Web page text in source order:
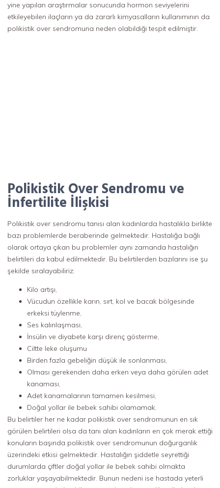
yine yapılan araştırmalar sonucunda hormon seviyelerini
etkileyebilen ilaçların ya da zararlı kimyasalların kullanımının da
polikistik over sendromuna neden olabildiği tespit edilmiştir.
Polikistik Over Sendromu ve
İnfertilite İlişkisi
Polikistik over sendromu tanısı alan kadınlarda hastalıkla birlikte
bazı problemlerde beraberinde gelmektedir. Hastalığa bağlı
olarak ortaya çıkan bu problemler aynı zamanda hastalığın
belirtileri da kabul edilmektedir. Bu belirtilerden bazılarını ise şu
şekilde sıralayabiliriz:
Kilo artışı,
Vücudun özellikle karın, sırt, kol ve bacak bölgesinde
erkeksi tüylenme,
Ses kalınlaşması,
İnsülin ve diyabete karşı direnç gösterme,
Ciltte leke oluşumu
Birden fazla gebeliğin düşük ile sonlanması,
Olması gerekenden daha erken veya daha görülen adet
kanaması,
Adet kanamalarının tamamen kesilmesi,
Doğal yollar ile bebek sahibi olamamak.
Bu belirtiler her ne kadar polikistik over sendromunun en sık
görülen belirtileri olsa da tanı alan kadınların en çok merak ettiği
konuların başında polikistik over sendromunun doğurganlık
üzerindeki etkisi gelmektedir. Hastalığın şiddetle seyrettiği
durumlarda çiftler doğal yollar ile bebek sahibi olmakta
zorluklar yaşayabilmektedir. Bunun nedeni ise hastada yeterli